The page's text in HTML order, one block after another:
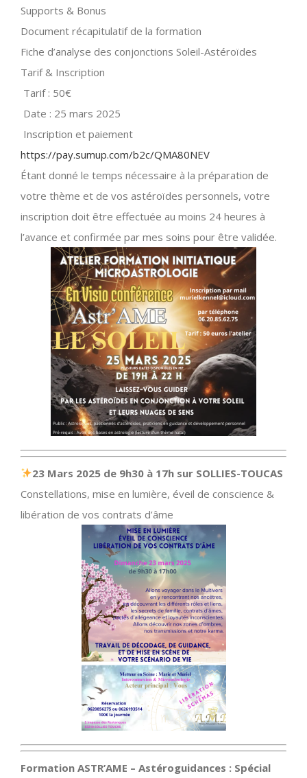
Supports & Bonus
Document récapitulatif de la formation
Fiche d’analyse des conjonctions Soleil-Astéroïdes
Tarif & Inscription
Tarif : 50€
Date : 25 mars 2025
Inscription et paiement
https://pay.sumup.com/b2c/QMA80NEV
Étant donné le temps nécessaire à la préparation de
votre thème et de vos astéroïdes personnels, votre
inscription doit être effectuée au moins 24 heures à
l’avance et confirmée par mes soins pour être validée.
23 Mars 2025 de 9h30 à 17h sur SOLLIES-TOUCAS
Constellations, mise en lumière, éveil de conscience &
libération de vos contrats d’âme
Formation ASTR’AME – Astéroguidances : Spécial